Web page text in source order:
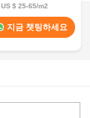
$ 25-65/m2
지금 챗팅하세요